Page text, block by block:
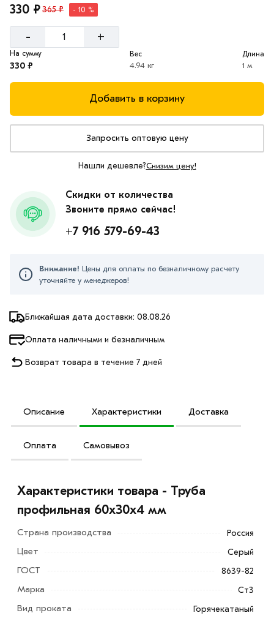
Ближайшая дата доставки: 08.08.26
Оплата наличными и безналичным
Возврат товара в течение 7 дней
330 ₽365 ₽ - 10 %
- +
На сумму
330 ₽
Вес
4.94 кг
Длина
1 м
Добавить в корзину
Запросить оптовую цену
Нашли дешевле?Снизим цену!
Скидки от количества
Звоните прямо сейчас!
+7 916 579-69-43
Внимание! Цены для оплаты по безналичному расчету
уточняйте у менеджеров!
Описание Характеристики Доставка
Оплата Самовывоз
Характеристики товара - Труба
профильная 60x30x4 мм
Страна производства Россия
Цвет Серый
ГОСТ 8639-82
Марка Ст3
Вид проката Горячекатаный